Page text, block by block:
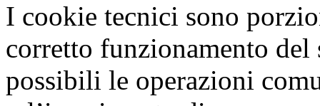
I cookie tecnici sono
corretto funzionamento del
possibili le operazioni